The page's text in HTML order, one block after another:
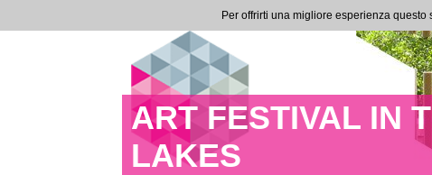
ART FESTIVAL IN
LAKES
Per offrirti una migliore esperienza